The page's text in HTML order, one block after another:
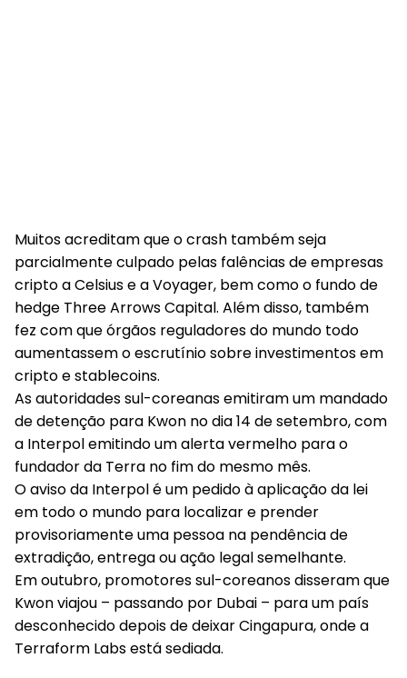
Muitos acreditam que o crash também seja
parcialmente culpado pelas falências de empresas
cripto a Celsius e a Voyager, bem como o fundo de
hedge Three Arrows Capital. Além disso, também
fez com que órgãos reguladores do mundo todo
aumentassem o escrutínio sobre investimentos em
cripto e stablecoins.
As autoridades sul-coreanas emitiram um mandado
de detenção para Kwon no dia 14 de setembro, com
a Interpol emitindo um alerta vermelho para o
fundador da Terra no fim do mesmo mês.
O aviso da Interpol é um pedido à aplicação da lei
em todo o mundo para localizar e prender
provisoriamente uma pessoa na pendência de
extradição, entrega ou ação legal semelhante.
Em outubro, promotores sul-coreanos disseram que
Kwon viajou – passando por Dubai – para um país
desconhecido depois de deixar Cingapura, onde a
Terraform Labs está sediada.